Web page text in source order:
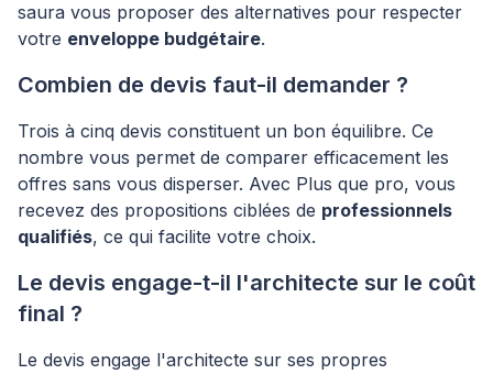
saura vous proposer des alternatives pour respecter
votre enveloppe budgétaire.
Combien de devis faut-il demander ?
Trois à cinq devis constituent un bon équilibre. Ce
nombre vous permet de comparer efficacement les
offres sans vous disperser. Avec Plus que pro, vous
recevez des propositions ciblées de professionnels
qualifiés, ce qui facilite votre choix.
Le devis engage-t-il l'architecte sur le coût
final ?
Le devis engage l'architecte sur ses propres